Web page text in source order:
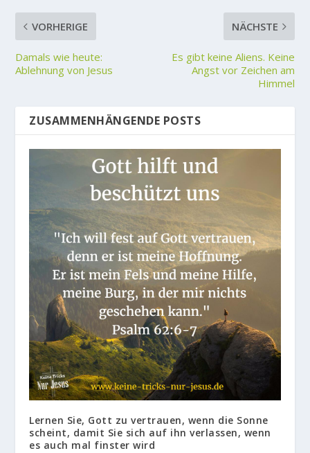
VORHERIGE
Damals wie heute:
Ablehnung von Jesus
NÄCHSTE
Es gibt keine Aliens. Keine
Angst vor Zeichen am
Himmel
ZUSAMMENHÄNGENDE POSTS
Lernen Sie, Gott zu vertrauen, wenn die Sonne
scheint, damit Sie sich auf ihn verlassen, wenn
es auch mal finster wird